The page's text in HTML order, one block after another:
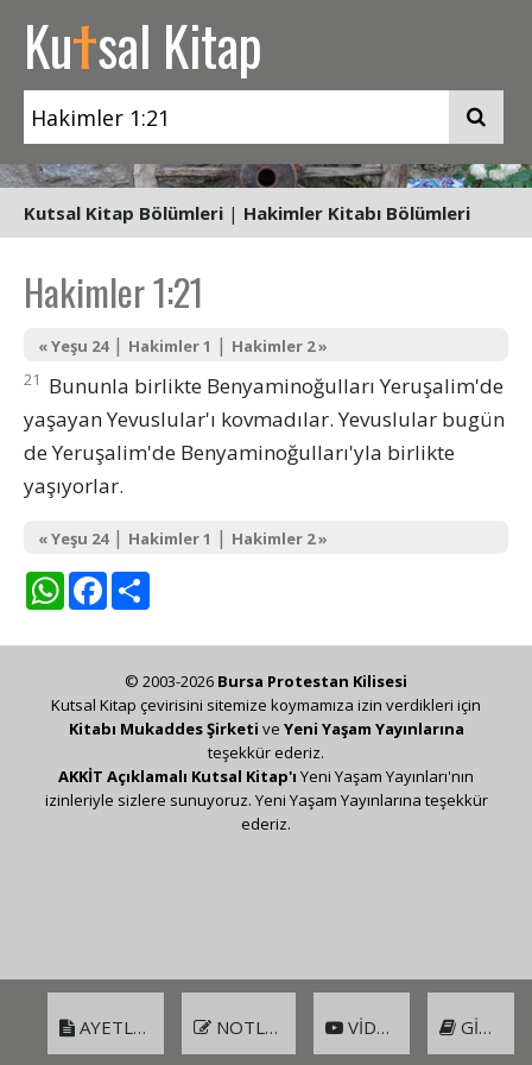
Kutsal Kitap
Kutsal Kitap Bölümleri | Hakimler Kitabı Bölümleri
Hakimler 1:21
« Yeşu 24| Hakimler 1 | Hakimler 2 »
21 Bununla birlikte Benyaminoğulları Yeruşalim'de
yaşayan Yevuslular'ı kovmadılar. Yevuslular bugün
de Yeruşalim'de Benyaminoğulları'yla birlikte
yaşıyorlar.
« Yeşu 24| Hakimler 1 | Hakimler 2 »
WhatsAppFacebook
AYETLER NOTLAR VIDEO GIRIŞ
© 2003-2026 Bursa Protestan Kilisesi
Kutsal Kitap çevirisini sitemize koymamıza izin verdikleri için
Kitabı Mukaddes Şirketi ve Yeni Yaşam Yayınlarına
teşekkür ederiz.
AKKİT Açıklamalı Kutsal Kitap'ı Yeni Yaşam Yayınları'nın
izinleriyle sizlere sunuyoruz. Yeni Yaşam Yayınlarına teşekkür
ederiz.